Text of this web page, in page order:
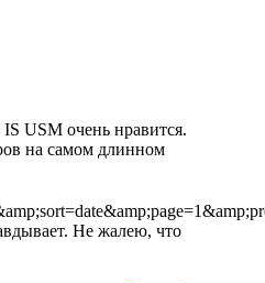
USM очень нравится.
на самом длинном
Не жалею, что